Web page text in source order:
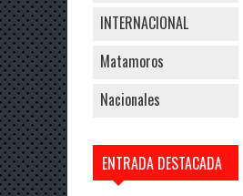
INTERNACIONAL
Matamoros
Nacionales
ENTRADA DESTACADA